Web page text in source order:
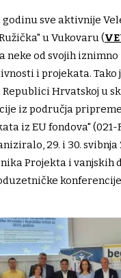
godinu sve aktivnije
u Vukovaru (
neke od svojih
i projekata. Tako
Hrvatskoj u
iz područja
iz EU fondova" (021-
29. i 30. svibnja
Projekta i vanjskih
konferencije